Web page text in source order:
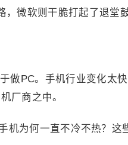
微软则干脆打起了退堂鼓
做PC。手机行业变化太
厂商之中。